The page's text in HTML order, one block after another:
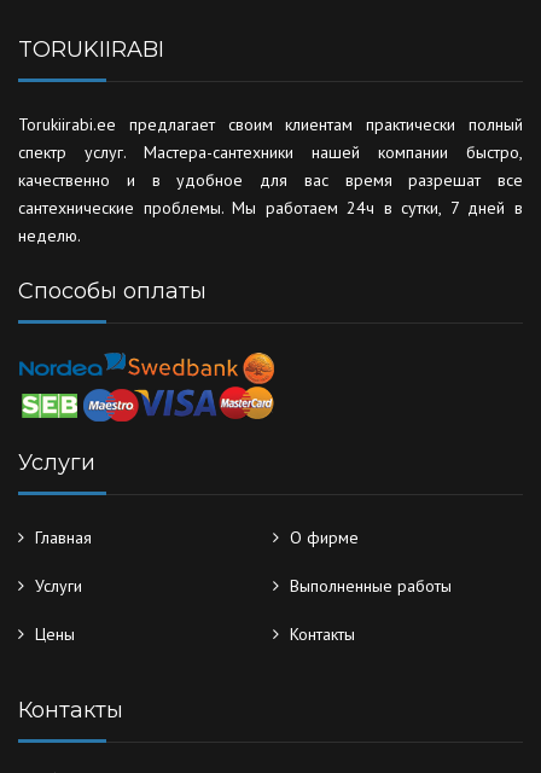
TORUKIIRABI
Torukiirabi.ee предлагает своим клиентам практически полный
спектр услуг. Мастера-сантехники нашей компании быстро,
качественно и в удобное для вас время разрешат все
сантехнические проблемы. Мы работаем 24ч в сутки, 7 дней в
неделю.
Способы оплаты
Услуги
Главная О фирме
Услуги Выполненные работы
Цены Контакты
Контакты